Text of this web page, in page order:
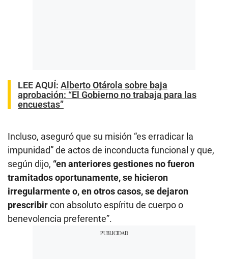
LEE AQUÍ: Alberto Otárola sobre baja
aprobación: “El Gobierno no trabaja para las
encuestas”
Incluso, aseguró que su misión “es erradicar la
impunidad” de actos de inconducta funcional y que,
según dijo, “en anteriores gestiones no fueron
tramitados oportunamente, se hicieron
irregularmente o, en otros casos, se dejaron
prescribircon absoluto espíritu de cuerpo o
benevolencia preferente”.